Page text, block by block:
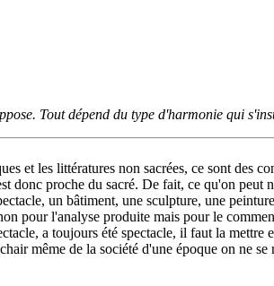
Tout dépend du type d'harmonie qui
et les littératures non sacrées, ce sont des
proche du sacré. De fait, ce qu'on peut
un bâtiment, une sculpture, une
pour l'analyse produite mais pour le
a toujours été spectacle, il faut la mettre
même de la société d'une époque on ne